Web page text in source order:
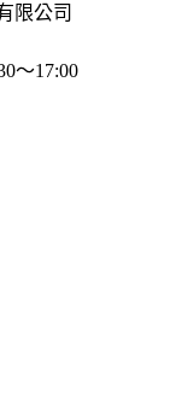
限公司
～17:00